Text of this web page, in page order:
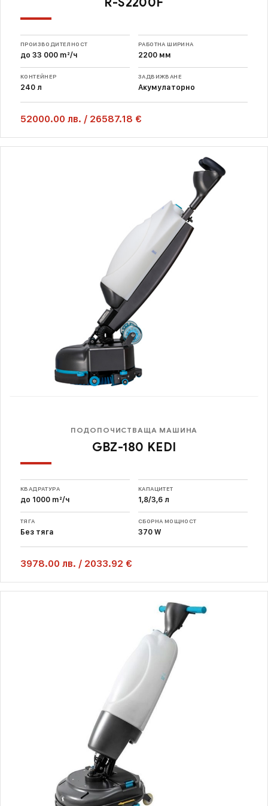
ПРОИЗВОДИТЕЛНОСТ
до 33 000 m²/ч
РАБОТНА ШИРИНА
2200 мм
КОНТЕЙНЕР
240 л
ЗАДВИЖВАНЕ
Акумулаторно
52000.00 лв. / 26587.18 €
ПОДОПОЧИСТВАЩА МАШИНА
GBZ-180 KEDI
КВАДРАТУРА
до 1000 m²/ч
КАПАЦИТЕТ
1,8/3,6 л
ТЯГА
Без тяга
СБОРНА МОЩНОСТ
370 W
3978.00 лв. / 2033.92 €